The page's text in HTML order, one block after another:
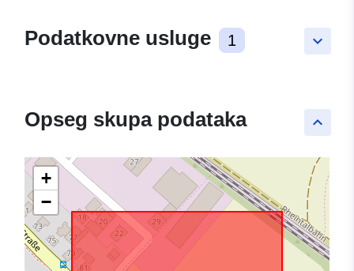
keyboard_arrow_down
Podatkovne usluge 1
keyboard_arrow_up
Opseg skupa podataka
+
−